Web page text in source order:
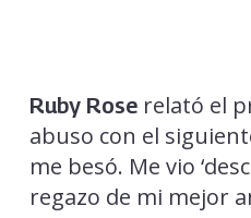
Ruby Roserelató el
abuso con el
me besó. Me vio
regazo de mi mejor